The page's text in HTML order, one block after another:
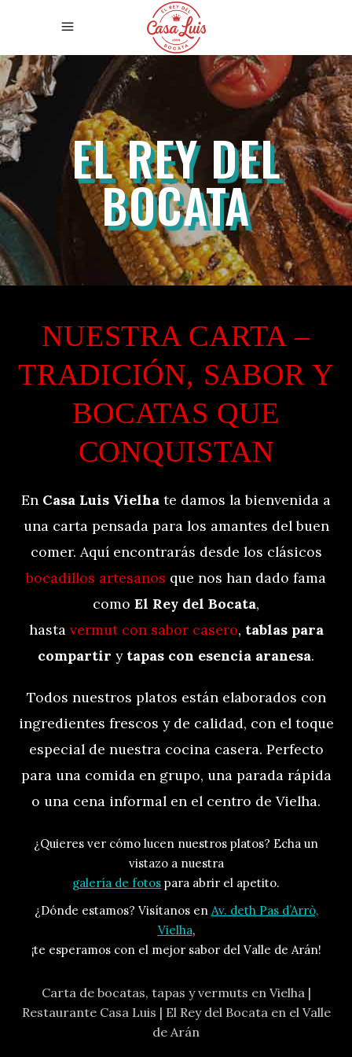
EL REY DEL
BOCATA
NUESTRA CARTA –
TRADICIÓN, SABOR Y
BOCATAS QUE
CONQUISTAN
En Casa Luis Vielha te damos la bienvenida a
una carta pensada para los amantes del buen
comer. Aquí encontrarás desde los clásicos
bocadillos artesanos que nos han dado fama
como El Rey del Bocata,
hasta vermut con sabor casero, tablas para
compartir y tapas con esencia aranesa.
Todos nuestros platos están elaborados con
ingredientes frescos y de calidad, con el toque
especial de nuestra cocina casera. Perfecto
para una comida en grupo, una parada rápida
o una cena informal en el centro de Vielha.
¿Quieres ver cómo lucen nuestros platos? Echa un
vistazo a nuestra
galería de fotos para abrir el apetito.
¿Dónde estamos? Visítanos en Av. deth Pas d’Arrò,
Vielha,
¡te esperamos con el mejor sabor del Valle de Arán!
Carta de bocatas, tapas y vermuts en Vielha |
Restaurante Casa Luis | El Rey del Bocata en el Valle
de Arán